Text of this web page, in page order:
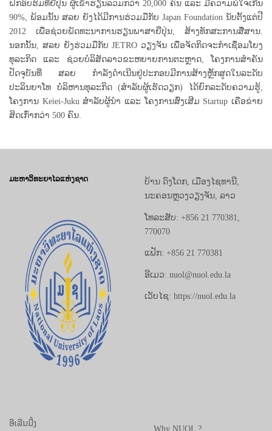
ຝຶກອົບຮົມທີ່ຍີ່ປຸ່ນ ຜູ້ເຂົ້າຮຽນລວມກວ່າ 20,000 ຄົນ ແລະ ມີຄວາມພໍໃຈເກີນ
90%, ພ້ອມນັ້ນ ສລຍ ຍັງໄດ້ມີການຮ່ວມມືກັບ Japan Foundation ນັບຕັ້ງແຕ່ປີ
2012 ເພື່ອຊ່ວຍພັດທະນາການຮຽນພາສາຍີ່ປຸ່ນ, ສ້າງທັກສະການສື່ສານ.
ນອກນັ້ນ, ສລຍ ຍັງຮ່ວມມືກັບ JETRO ວຽງຈັນ ເພື່ອຈັດກິດຈະກຳເຊື່ອມໂຍງ
ທຸລະກິດ ແລະ ຊ່ວຍບໍລິສັດລາວຂະຫຍາຍການຕະຫຼາດ, ໂຄງການສຳຄັນ
ປັດຈຸບັນທີ່ ສລຍ ກຳລັງດຳເນີນຢູ່ປະກອບມີການສ້າງຫຼັ້ກສູດໃນລະດັບ
ປະລິນຍາໂທ ບໍລິຫານທຸລະກິດ (ສຳລັບຜູ້ເຮັດວຽກ) ໄດ້ຍົກລະດັບຄວາມຮູ້,
ໂຄງການ Keiei-Juku ສຳລັບຜູ້ນຳ ແລະ ໂຄງການສົ່ງເສີມ Startup ເຄືອຂ່າຍ
ສິດເກົ່າກວ່າ 500 ຄົນ.
ມະຫາວິທະຍາໄລແຫ່ງຊາດ
ບ້ານ ດົງໂດກ, ເມືອງໄຊທານີ,
ນະຄອນຫຼວງວຽງຈັນ, ລາວ
ໂທລະສັບ: +856 21 770381,
770070
ແຟັກ: +856 21 770381
ອີເມວ: nuol@nuol.edu.la
ເວັບໄຊ: https://nuol.edu.la
ອີເລີນນີ້ງ Why NUOL ?